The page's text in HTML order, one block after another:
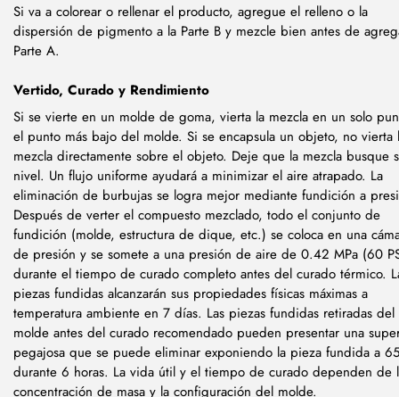
Si va a colorear o rellenar el producto, agregue el relleno o la
dispersión de pigmento a la Parte B y mezcle bien antes de
Parte A.
Vertido, Curado y Rendimiento
Si se vierte en un molde de goma, vierta la mezcla en un solo
el punto más bajo del molde. Si se encapsula un objeto, no vierta
mezcla directamente sobre el objeto. Deje que la mezcla busque
nivel. Un flujo uniforme ayudará a minimizar el aire atrapado. La
eliminación de burbujas se logra mejor mediante fundición a
Después de verter el compuesto mezclado, todo el conjunto de
fundición (molde, estructura de dique, etc.) se coloca en una
de presión y se somete a una presión de aire de 0.42 MPa (60
durante el tiempo de curado completo antes del curado térmico.
piezas fundidas alcanzarán sus propiedades físicas máximas a
temperatura ambiente en 7 días. Las piezas fundidas retiradas del
molde antes del curado recomendado pueden presentar una
pegajosa que se puede eliminar exponiendo la pieza fundida a
durante 6 horas. La vida útil y el tiempo de curado dependen de
concentración de masa y la configuración del molde.